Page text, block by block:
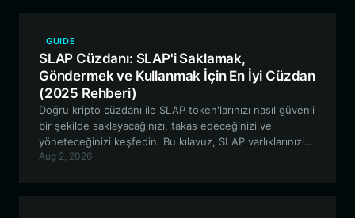
GUIDE
SLAP Cüzdanı: SLAP'i Saklamak,
Göndermek ve Kullanmak İçin En İyi Cüzdan
(2025 Rehberi)
Doğru kripto cüzdanı ile SLAP token'larınızı nasıl güvenli
bir şekilde saklayacağınızı, takas edeceğinizi ve
yöneteceğinizi keşfedin. Bu kılavuz, SLAP varlıklarınızla
EVM ekosisteminde gezinmek hakkında bilmeniz
Aug 2, 2026